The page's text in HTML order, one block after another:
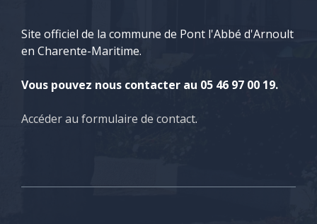
Site officiel de la commune de Pont l'Abbé d'Arnoult
en Charente-Maritime.
Vous pouvez nous contacter au 05 46 97 00 19.
Accéder au formulaire de contact.